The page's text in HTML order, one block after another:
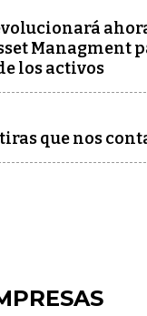
Managment
los activos
que nos